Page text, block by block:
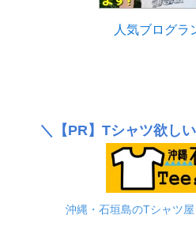
人気ブログラ
＼ 【PR】 Tシャツ欲し
沖縄・石垣島のTシャツ屋